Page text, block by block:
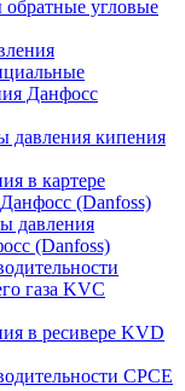
угловые
Данфосс
давления кипения
в картере
(Danfoss)
давления
(Danfoss)
газа KVC
в ресивере KVD
CPCE